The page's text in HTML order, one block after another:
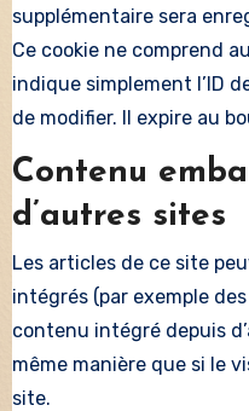
supplémentaire sera
Ce cookie ne comprend
indique simplement l’ID
de modifier. Il expire au
Contenu
d’autres sites
Les articles de ce site
intégrés (par exemple
contenu intégré depuis
même manière que si le
site.